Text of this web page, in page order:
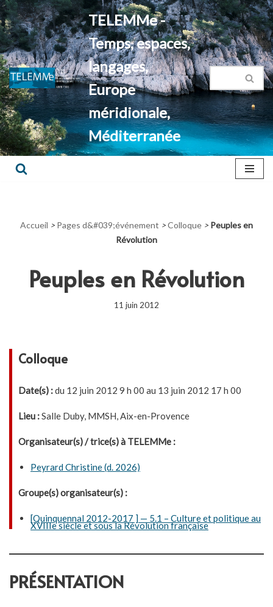
Aller
au
contenu
TELEMMe -
Temps, espaces,
langages,
Europe
méridionale,
Méditerranée
Accueil > Pages d&#039;événement >Colloque > Peuples en
Révolution
Peuples en Révolution
11 juin 2012
Colloque
Date(s) :du 12 juin 2012 9 h 00 au 13 juin 2012 17 h 00
Lieu :Salle Duby, MMSH, Aix-en-Provence
Organisateur(s) / trice(s) à TELEMMe :
Peyrard Christine (d. 2026)
Groupe(s) organisateur(s) :
[Quinquennal 2012-2017 ] — 5.1 – Culture et politique au
XVIIIe siècle et sous la Révolution française
PRÉSENTATION